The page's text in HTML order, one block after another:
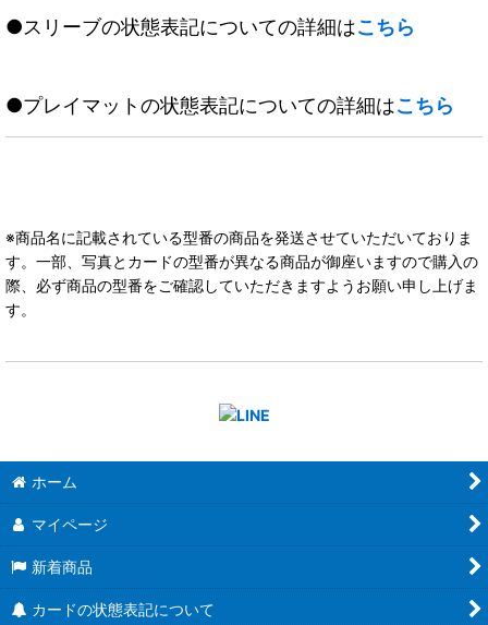
●スリーブの状態表記についての詳細はこちら
●プレイマットの状態表記についての詳細はこちら
※商品名に記載されている型番の商品を発送させていただいておりま
す。一部、写真とカードの型番が異なる商品が御座いますので購入の
際、必ず商品の型番をご確認していただきますようお願い申し上げま
す。
ホーム
マイページ
新着商品
カードの状態表記について